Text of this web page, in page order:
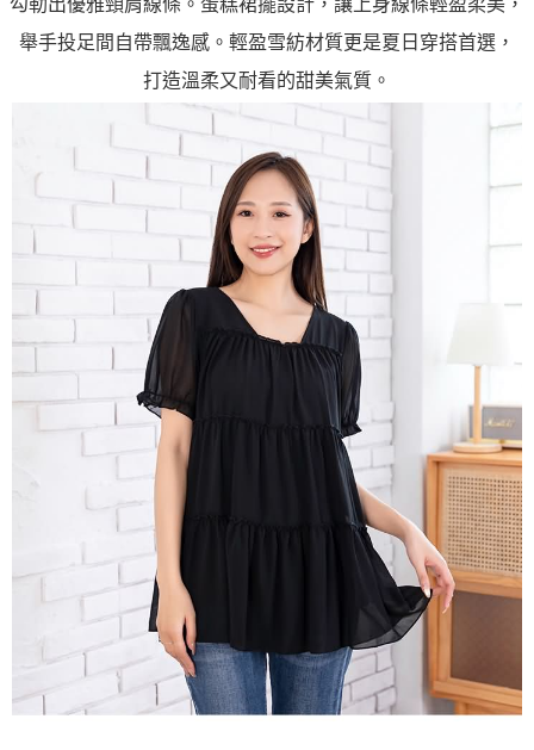
舉手投足間自帶飄逸感。輕盈雪紡材質更是夏日穿搭首選，
打造溫柔又耐看的甜美氣質。